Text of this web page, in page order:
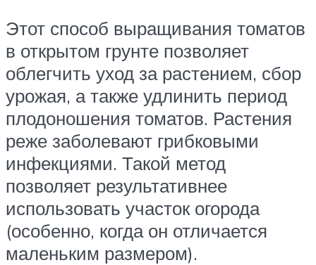
Этот способ выращивания томатов
в открытом грунте позволяет
облегчить уход за растением, сбор
урожая, а также удлинить период
плодоношения томатов. Растения
реже заболевают грибковыми
инфекциями. Такой метод
позволяет результативнее
использовать участок огорода
(особенно, когда он отличается
маленьким размером).